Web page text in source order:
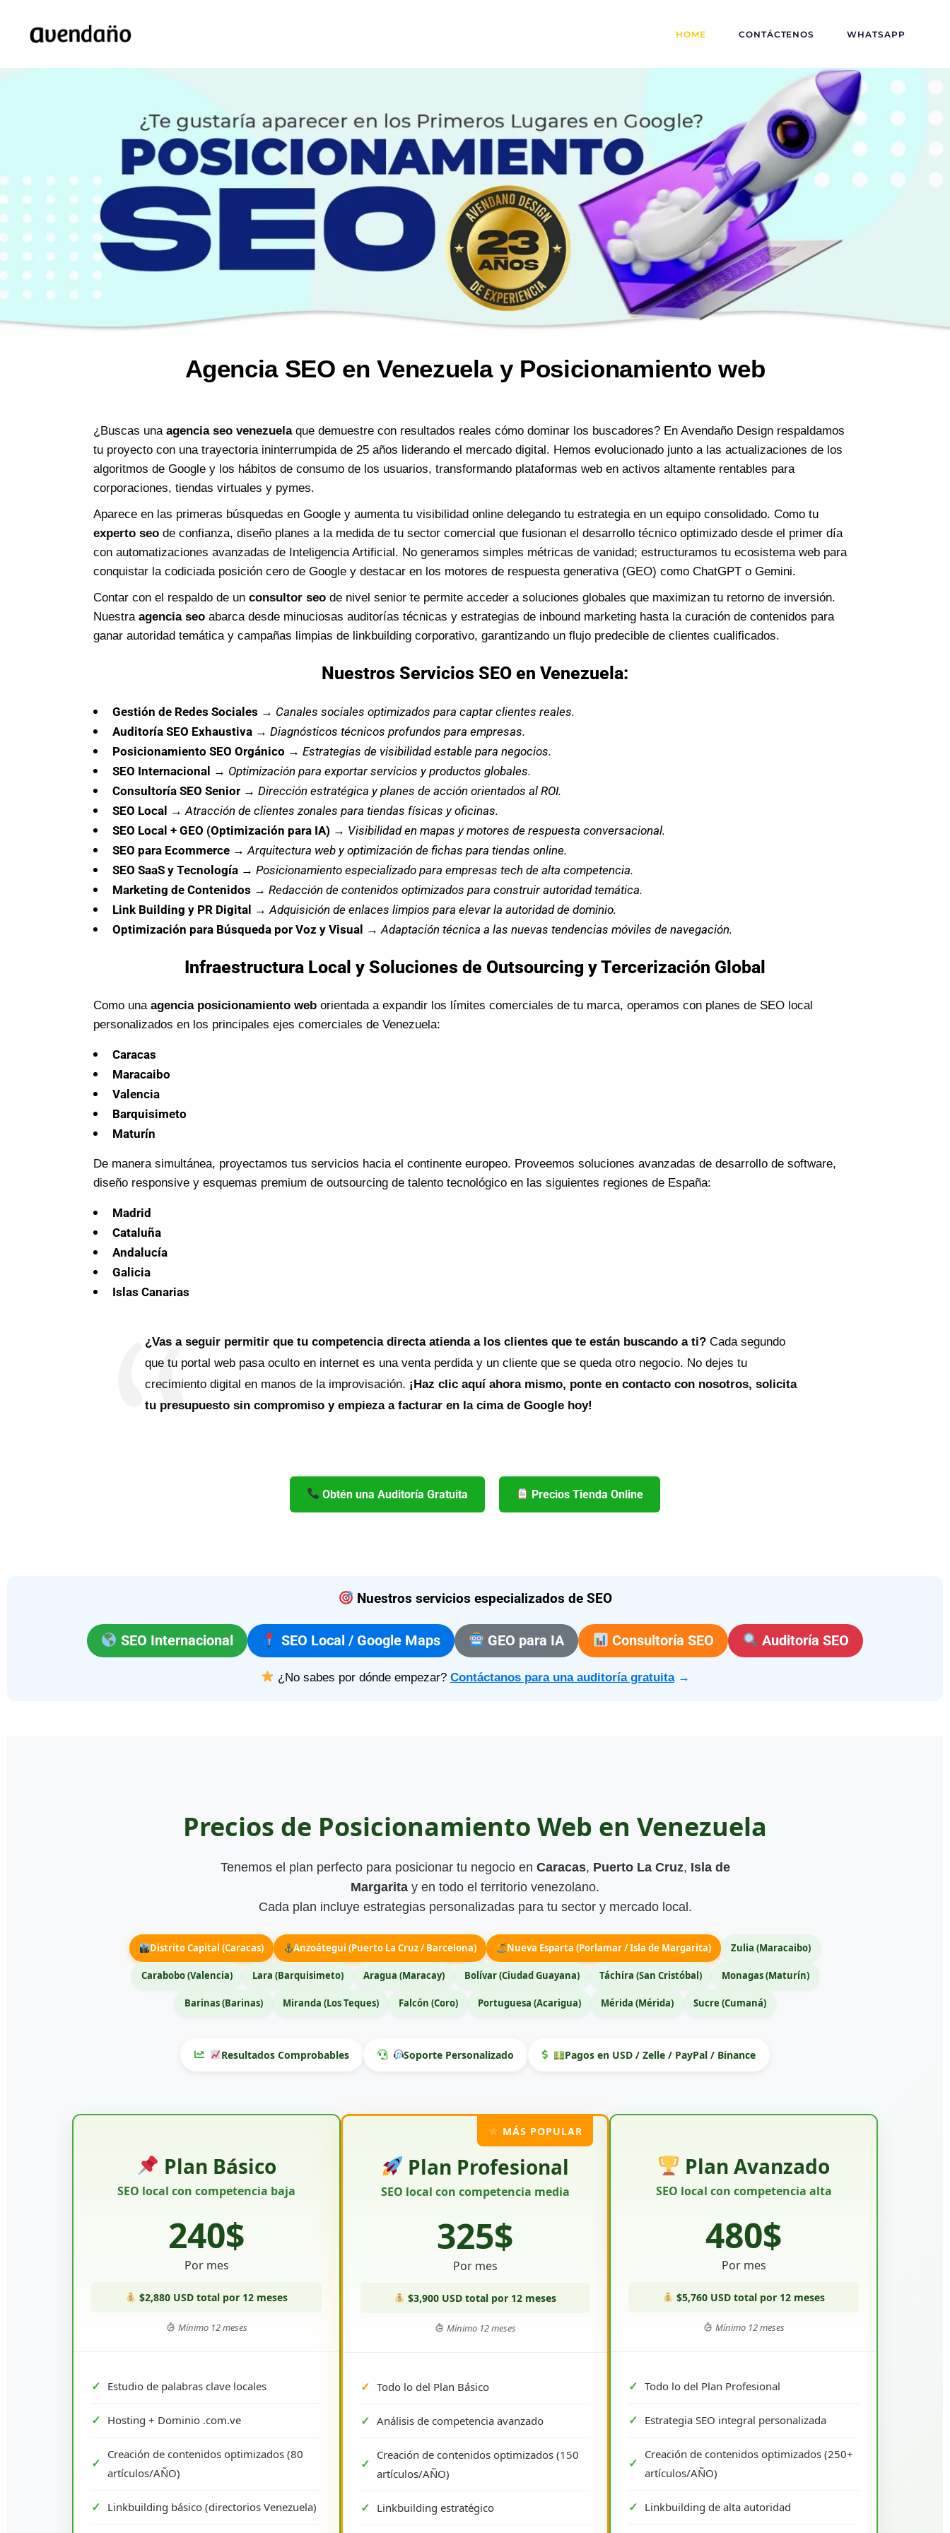
HOME CONTÁCTENOS WHATSAPP
Agencia SEO en Venezuela y Posicionamiento web
¿Buscas una agencia seo venezuelaque demuestre con resultados reales cómo dominar los buscadores? En Avendaño Design respaldamos
tu proyecto con una trayectoria ininterrumpida de 25 años liderando el mercado digital. Hemos evolucionado junto a las actualizaciones de los
algoritmos de Google y los hábitos de consumo de los usuarios, transformando plataformas web en activos altamente rentables para
corporaciones, tiendas virtuales y pymes.
Aparece en las primeras búsquedas en Google y aumenta tu visibilidad online delegando tu estrategia en un equipo consolidado. Como tu
experto seo de confianza, diseño planes a la medida de tu sector comercial que fusionan el desarrollo técnico optimizado desde el primer día
con automatizaciones avanzadas de Inteligencia Artificial. No generamos simples métricas de vanidad; estructuramos tu ecosistema web para
conquistar la codiciada posición cero de Google y destacar en los motores de respuesta generativa (GEO) como ChatGPT o Gemini.
Contar con el respaldo de un consultor seo de nivel senior te permite acceder a soluciones globales que maximizan tu retorno de inversión.
Nuestra agencia seo abarca desde minuciosas auditorías técnicas y estrategias de inbound marketing hasta la curación de contenidos para
ganar autoridad temática y campañas limpias de linkbuilding corporativo, garantizando un flujo predecible de clientes cualificados.
Nuestros Servicios SEO en Venezuela:
Gestión de Redes Sociales → Canales sociales optimizados para captar clientes reales.
Auditoría SEO Exhaustiva → Diagnósticos técnicos profundos para empresas.
Posicionamiento SEO Orgánico → Estrategias de visibilidad estable para negocios.
SEO Internacional → Optimización para exportar servicios y productos globales.
Consultoría SEO Senior → Dirección estratégica y planes de acción orientados al ROI.
SEO Local → Atracción de clientes zonales para tiendas físicas y oficinas.
SEO Local + GEO (Optimización para IA) → Visibilidad en mapas y motores de respuesta conversacional.
SEO para Ecommerce → Arquitectura web y optimización de fichas para tiendas online.
SEO SaaS y Tecnología → Posicionamiento especializado para empresas tech de alta competencia.
Marketing de Contenidos → Redacción de contenidos optimizados para construir autoridad temática.
Link Building y PR Digital → Adquisición de enlaces limpios para elevar la autoridad de dominio.
Optimización para Búsqueda por Voz y Visual → Adaptación técnica a las nuevas tendencias móviles de navegación.
Infraestructura Local y Soluciones de Outsourcing y Tercerización Global
Como una agencia posicionamiento web orientada a expandir los límites comerciales de tu marca, operamos con planes de SEO local
personalizados en los principales ejes comerciales de Venezuela:
Caracas
Maracaibo
Valencia
Barquisimeto
Maturín
De manera simultánea, proyectamos tus servicios hacia el continente europeo. Proveemos soluciones avanzadas de desarrollo de software,
diseño responsive y esquemas premium de outsourcing de talento tecnológico en las siguientes regiones de España:
Madrid
Cataluña
Andalucía
Galicia
Islas Canarias
¿Vas a seguir permitir que tu competencia directa atienda a los clientes que te están buscando a ti? Cada segundo
que tu portal web pasa oculto en internet es una venta perdida y un cliente que se queda otro negocio. No dejes tu
crecimiento digital en manos de la improvisación. ¡Haz clic aquí ahora mismo, ponte en contacto con nosotros, solicita
tu presupuesto sin compromiso y empieza a facturar en la cima de Google hoy!
Obtén una Auditoría Gratuita Precios Tienda Online
Nuestros servicios especializados de SEO
SEO Internacional SEO Local / Google Maps GEO para IA Consultoría SEO Auditoría SEO
¿No sabes por dónde empezar? Contáctanos para una auditoría gratuita→
Precios de Posicionamiento Web en Venezuela
Tenemos el plan perfecto para posicionar tu negocio en Caracas, Puerto La Cruz, Isla de
Margarita y en todo el territorio venezolano.
Cada plan incluye estrategias personalizadas para tu sector y mercado local.
Distrito Capital (Caracas) Anzoátegui (Puerto La Cruz / Barcelona) Nueva Esparta (Porlamar / Isla de Margarita) Zulia (Maracaibo)
Carabobo (Valencia) Lara (Barquisimeto) Aragua (Maracay) Bolívar (Ciudad Guayana) Táchira (San Cristóbal) Monagas (Maturín)
Barinas (Barinas) Miranda (Los Teques) Falcón (Coro) Portuguesa (Acarigua) Mérida (Mérida) Sucre (Cumaná)
Resultados Comprobables Soporte Personalizado Pagos en USD / Zelle / PayPal / Binance
Plan Básico
SEO local con competencia baja
240$
Por mes
$2,880 USD total por 12 meses
Mínimo 12 meses
Estudio de palabras clave locales
Hosting + Dominio .com.ve
Creación de contenidos optimizados (80
artículos/AÑO)
Linkbuilding básico (directorios Venezuela)
MÁS POPULAR
Plan Profesional
SEO local con competencia media
325$
Por mes
$3,900 USD total por 12 meses
Mínimo 12 meses
Todo lo del Plan Básico
Análisis de competencia avanzado
Creación de contenidos optimizados (150
artículos/AÑO)
Linkbuilding estratégico
Plan Avanzado
SEO local con competencia alta
480$
Por mes
$5,760 USD total por 12 meses
Mínimo 12 meses
Todo lo del Plan Profesional
Estrategia SEO integral personalizada
Creación de contenidos optimizados (250+
artículos/AÑO)
Linkbuilding de alta autoridad